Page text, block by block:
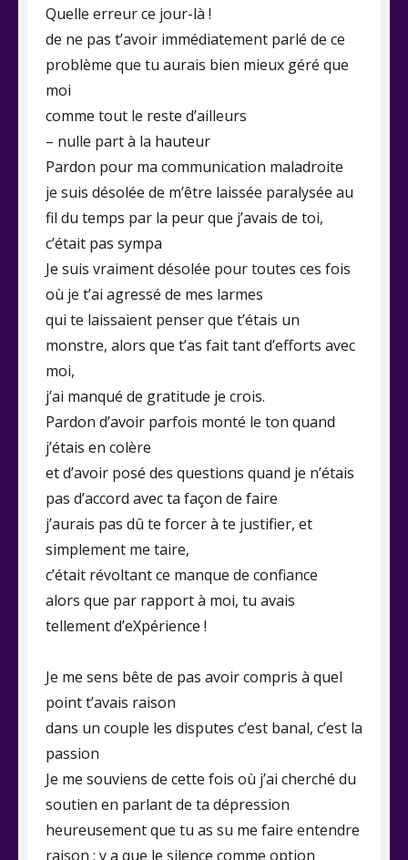
Quelle erreur ce jour-là !
de ne pas t’avoir immédiatement parlé de ce
problème que tu aurais bien mieux géré que
moi
comme tout le reste d’ailleurs
– nulle part à la hauteur
Pardon pour ma communication maladroite
je suis désolée de m’être laissée paralysée au
fil du temps par la peur que j’avais de toi,
c’était pas sympa
Je suis vraiment désolée pour toutes ces fois
où je t’ai agressé de mes larmes
qui te laissaient penser que t’étais un
monstre, alors que t’as fait tant d’efforts avec
moi,
j’ai manqué de gratitude je crois.
Pardon d’avoir parfois monté le ton quand
j’étais en colère
et d’avoir posé des questions quand je n’étais
pas d’accord avec ta façon de faire
j’aurais pas dû te forcer à te justifier, et
simplement me taire,
c’était révoltant ce manque de confiance
alors que par rapport à moi, tu avais
tellement d’eXpérience !
Je me sens bête de pas avoir compris à quel
point t’avais raison
dans un couple les disputes c’est banal, c’est la
passion
Je me souviens de cette fois où j’ai cherché du
soutien en parlant de ta dépression
heureusement que tu as su me faire entendre
raison : y a que le silence comme option